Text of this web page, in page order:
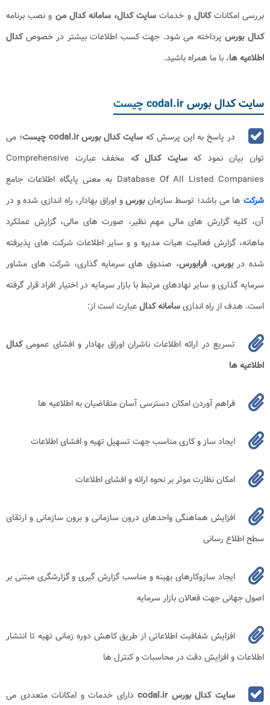
بررسی امکاناتکانالو خدمات سایت کدال، سامانه کدال من و نصب برنامه
کدال بورس پرداخته می شود. جهت کسب اطلاعات بیشتر در خصوصکدال
اطلاعیه ها، با ما همراه باشید.
سایت کدال بورس codal.ir چیست
در پاسخ به این پرسش که سایت کدال بورس codal.ir چیست
؛ می
توان بیان نمود کهسایت کدال ک
ه مخفف عبارت Comprehensive
Database Of All Listed Companies به معنی پایگاه اطلاعات جامع
شرکت‌ها می باشد؛ توسط سازمانبورسو اوراق بهادار، راه اندازی شده و در
آن، کلیه گزارش های مالی مهم نظیر، صورت های مالی، گزارش عملکرد
ماهانه، گزارش فعالیت هیات مدیره و و سایر اطلاعات شرکت های پذیرفته
شده دربورس،فرابورس، صندوق های سرمایه گذاری، شرکت های مشاور
سرمایه گذاری و سایر نهادهای مرتبط با بازار سرمایه در اختیار افراد قرار گرفته
است. هدف از راه اندازیسامانه کدالعبارت است از:
تسریع در ارائه اطلاعات ناشران اوراق بهادار و افشای عمومیکدال
اطلاعیه ها
فراهم آوردن امكان دسترسی آسان متقاضیان به اطلاعیه ها
ایجاد ساز و کاری مناسب جهت تسهیل تهیه و افشای اطلاعات
امكان نظارت موثر بر نحوه ارائه و افشای اطلاعات
افزایش هماهنگی واحدهای درون سازمانی و برون سازمانی و ارتقای
سطح اطلاع رسانی
ایجاد سازوکارهای بهینه و مناسب گزارش گیری و گزارشگری مبتنی بر
اصول جهانی جهت فعالان بازار سرمایه
افزایش شفافیت اطلاعاتی از طریق کاهش دوره زمانی تهیه تا انتشار
اطلاعات و افزایش دقت در محاسبات و کنترل ها
سایت کدال بورس codal.ir دارای خدمات و امکانات متعددی می